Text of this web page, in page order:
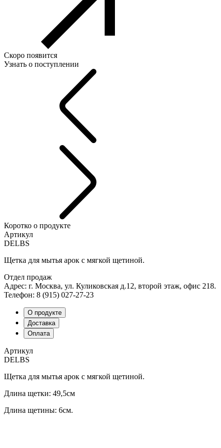
Скоро появится
Узнать о поступлении
Коротко о продукте
Артикул
DELBS
Щетка для мытья арок с мягкой щетиной.
Отдел продаж
Адрес: г. Москва, ул. Куликовская д.12, второй этаж, офис 218.
Телефон: 8 (915) 027-27-23
О продукте
Доставка
Оплата
Артикул
DELBS
Щетка для мытья арок с мягкой щетиной.
Длина щетки: 49,5см
Длина щетины: 6см.